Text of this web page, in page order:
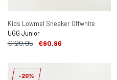
Kids Lowmel Sneaker Offwhite
UGG Junior
€129,95 €90,96
-20%